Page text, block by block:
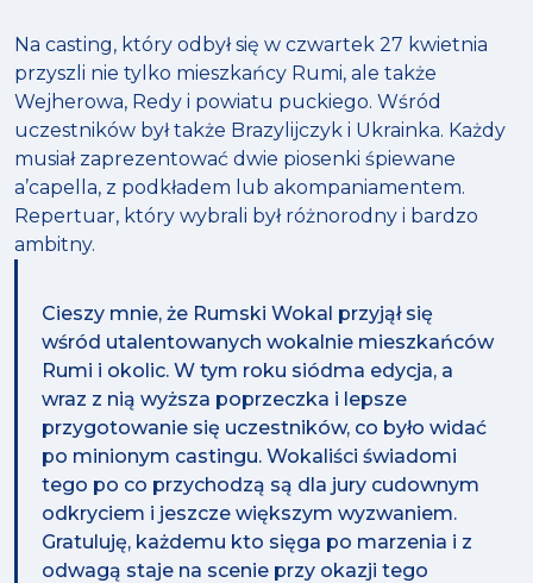
Na casting, który odbył się w czwartek 27 kwietnia
przyszli nie tylko mieszkańcy Rumi, ale także
Wejherowa, Redy i powiatu puckiego. Wśród
uczestników był także Brazylijczyk i Ukrainka. Każdy
musiał zaprezentować dwie piosenki śpiewane
a’capella, z podkładem lub akompaniamentem.
Repertuar, który wybrali był różnorodny i bardzo
ambitny.
Cieszy mnie, że Rumski Wokal przyjął się
wśród utalentowanych wokalnie mieszkańców
Rumi i okolic. W tym roku siódma edycja, a
wraz z nią wyższa poprzeczka i lepsze
przygotowanie się uczestników, co było widać
po minionym castingu. Wokaliści świadomi
tego po co przychodzą są dla jury cudownym
odkryciem i jeszcze większym wyzwaniem.
Gratuluję, każdemu kto sięga po marzenia i z
odwagą staje na scenie przy okazji tego